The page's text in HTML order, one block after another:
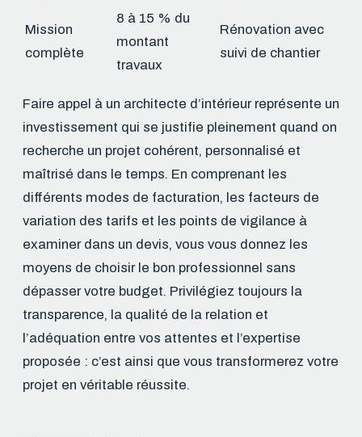
Mission
complète
8 à 15 % du
montant
travaux
Rénovation avec
suivi de chantier
Faire appel à un architecte d’intérieur représente un
investissement qui se justifie pleinement quand on
recherche un projet cohérent, personnalisé et
maîtrisé dans le temps. En comprenant les
différents modes de facturation, les facteurs de
variation des tarifs et les points de vigilance à
examiner dans un devis, vous vous donnez les
moyens de choisir le bon professionnel sans
dépasser votre budget. Privilégiez toujours la
transparence, la qualité de la relation et
l’adéquation entre vos attentes et l’expertise
proposée : c’est ainsi que vous transformerez votre
projet en véritable réussite.